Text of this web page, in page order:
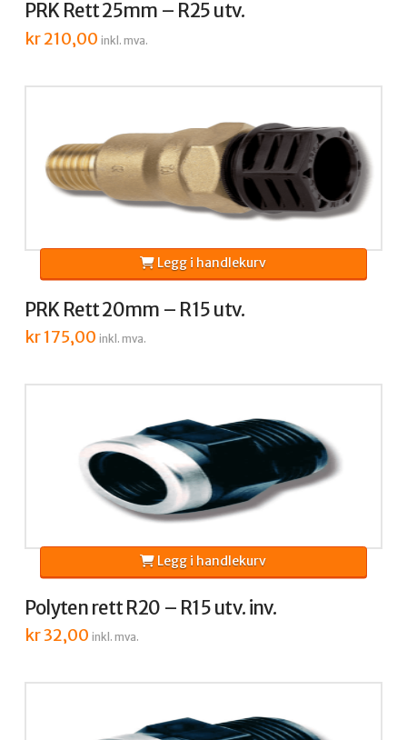
PRK Rett 25mm – R25 utv.
kr210,00 inkl. mva.
PRK Rett 20mm – R15 utv.
kr175,00 inkl. mva.
Legg i handlekurv
Polyten rett R20 – R15 utv. inv.
kr32,00 inkl. mva.
Legg i handlekurv